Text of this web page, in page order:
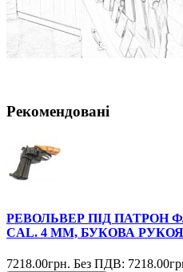
Рекомендовані
РЕВОЛЬВЕР ПІД ПАТРОН
CAL. 4 ММ, БУКОВА
7218.00грн. Без ПДВ: